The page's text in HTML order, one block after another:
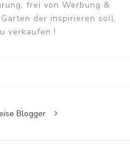
frei von Werbung &
der inspirieren soll,
verkaufen !
Blogger